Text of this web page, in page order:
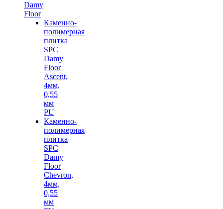
Damy
Floor
Каменно-
полимерная
плитка
SPC
Damy
Floor
Ascent,
4мм,
0,55
мм
PU
Каменно-
полимерная
плитка
SPC
Damy
Floor
Chevron,
4мм,
0,55
мм